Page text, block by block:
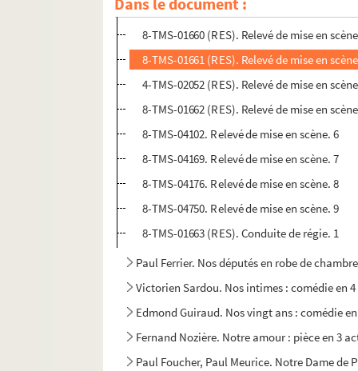
8-TMS-01659 (RES). Relevé de mise en
8-TMS-01660 (RES). Relevé de mise en
8-TMS-01661 (RES). Relevé de mise en
4-TMS-02052 (RES). Relevé de mise en
8-TMS-01662 (RES). Relevé de mise en
8-TMS-04102. Relevé de mise en scène. 6
8-TMS-04169. Relevé de mise en scène. 7
8-TMS-04176. Relevé de mise en scène. 8
8-TMS-04750. Relevé de mise en scène. 9
8-TMS-01663 (RES). Conduite de régie. 1
Paul Ferrier. Nos députés en robe de
Victorien Sardou. Nos intimes : comédie en 4
Edmond Guiraud. Nos vingt ans : comédie
Fernand Nozière. Notre amour : pièce en 3
Paul Foucher, Paul Meurice. Notre Dame